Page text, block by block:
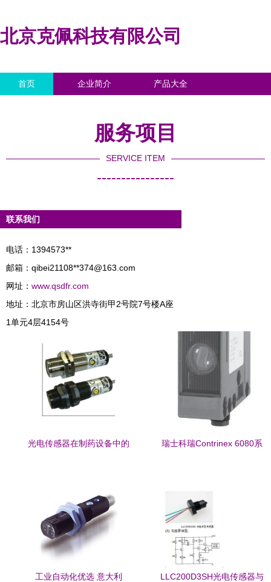
北京克佩科技有限公司
首页 企业简介 产品大全
服务项目
SERVICE ITEM
----------------
联系我们
电话：1394573**
邮箱：qibei21108**374@163.com
网址： www.qsdfr.com
地址：北京市房山区洪寺街甲2号院7号楼A座
1单元4层4154号
光电传感器在制药设备中的
瑞士科瑞Contrinex 6080系
工业自动化优选 意大利
LLC200D3SH光电传感器与